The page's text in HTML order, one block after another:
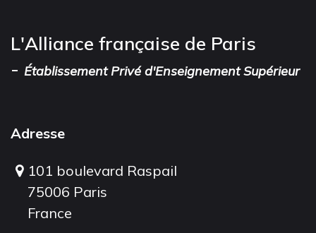
L'Alliance française de Paris
- Établissement Privé d'Enseignement Supérieur
Adresse
101 boulevard Raspail
75006 Paris
France